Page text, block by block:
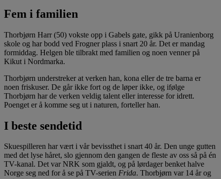
Fem i familien
Thorbjørn Harr (50) vokste opp i Gabels gate, gikk på Uranienborg
skole og har bodd ved Frogner plass i snart 20 år. Det er mandag
formiddag. Helgen ble tilbrakt med familien og noen venner på
Kikut i Nordmarka.
Thorbjørn understreker at verken han, kona eller de tre barna er
noen friskuser. De går ikke fort og de løper ikke, og ifølge
Thorbjørn har de verken veldig talent eller interesse for idrett.
Poenget er å komme seg ut i naturen, forteller han.
I beste sendetid
Skuespilleren har vært i vår bevissthet i snart 40 år. Den unge gutten
med det lyse håret, slo gjennom den gangen de fleste av oss så på én
TV-kanal. Det var NRK som gjaldt, og på lørdager benket halve
Norge seg ned for å se på TV-serien Frida. Thorbjørn var 14 år og